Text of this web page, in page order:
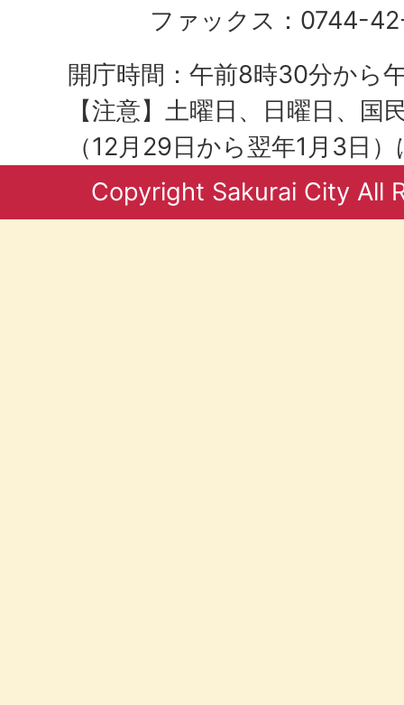
ファックス：0744-
開庁時間：午前8時30分から
【注意】土曜日、日曜日、国
（12月29日から翌年1月3日
Copyright Sakurai City All